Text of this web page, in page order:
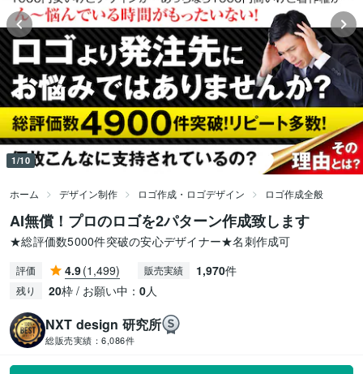
1/10
ホーム デザイン制作 ロゴ作成・ロゴデザイン ロゴ作成全般
AI無償！プロのロゴを2パターン作成致します
★総評価数5000件突破の安心デザイナー★名刺作成可
評価 4.9(1,499) 販売実績 1,970件
残り 20枠 / お願い中： 0人
NXT design 研究所
総販売実績： 6,086件